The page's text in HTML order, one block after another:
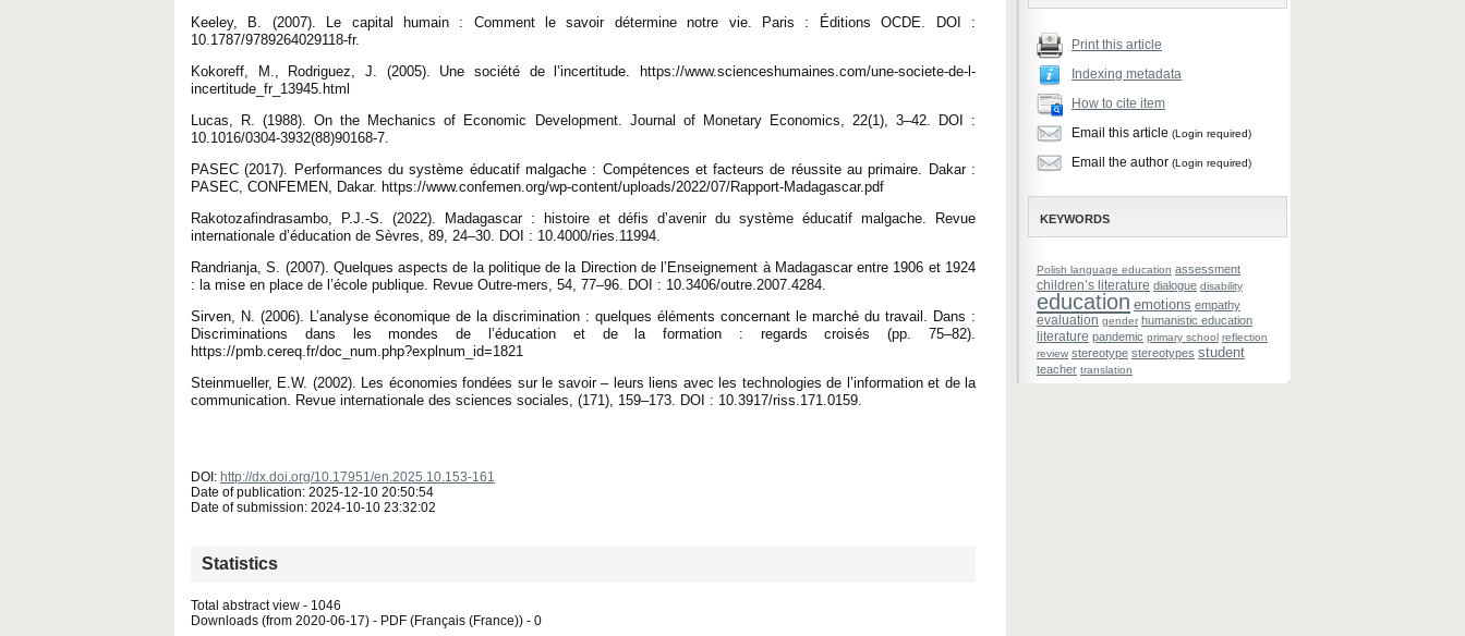
Print this article
Indexing metadata
How to cite item
Email this article (Login required)
Email the author (Login required)
KEYWORDS
Polish language education assessment
children’s literature dialogue disability
education emotions empathy
evaluation gender humanistic education
literature pandemic primary school reflection
review stereotype stereotypes student
teacher translation
Keeley, B. (2007). Le capital humain : Comment le savoir détermine notre vie. Paris : Éditions OCDE. DOI :
10.1787/9789264029118-fr.
Kokoreff, M., Rodriguez, J. (2005). Une société de l’incertitude. https://www.scienceshumaines.com/une-societe-de-l-
incertitude_fr_13945.html
Lucas, R. (1988). On the Mechanics of Economic Development. Journal of Monetary Economics, 22(1), 3–42. DOI :
10.1016/0304-3932(88)90168-7.
PASEC (2017). Performances du système éducatif malgache : Compétences et facteurs de réussite au primaire. Dakar :
PASEC, CONFEMEN, Dakar. https://www.confemen.org/wp-content/uploads/2022/07/Rapport-Madagascar.pdf
Rakotozafindrasambo, P.J.-S. (2022). Madagascar : histoire et défis d’avenir du système éducatif malgache. Revue
internationale d’éducation de Sèvres, 89, 24–30. DOI : 10.4000/ries.11994.
Randrianja, S. (2007). Quelques aspects de la politique de la Direction de l’Enseignement à Madagascar entre 1906 et 1924
: la mise en place de l’école publique. Revue Outre-mers, 54, 77–96. DOI : 10.3406/outre.2007.4284.
Sirven, N. (2006). L’analyse économique de la discrimination : quelques éléments concernant le marché du travail. Dans :
Discriminations dans les mondes de l’éducation et de la formation : regards croisés (pp. 75–82).
https://pmb.cereq.fr/doc_num.php?explnum_id=1821
Steinmueller, E.W. (2002). Les économies fondées sur le savoir – leurs liens avec les technologies de l’information et de la
communication. Revue internationale des sciences sociales, (171), 159–173. DOI : 10.3917/riss.171.0159.
DOI: http://dx.doi.org/10.17951/en.2025.10.153-161
Date of publication: 2025-12-10 20:50:54
Date of submission: 2024-10-10 23:32:02
Statistics
Total abstract view - 1046
Downloads (from 2020-06-17) - PDF (Français (France)) - 0